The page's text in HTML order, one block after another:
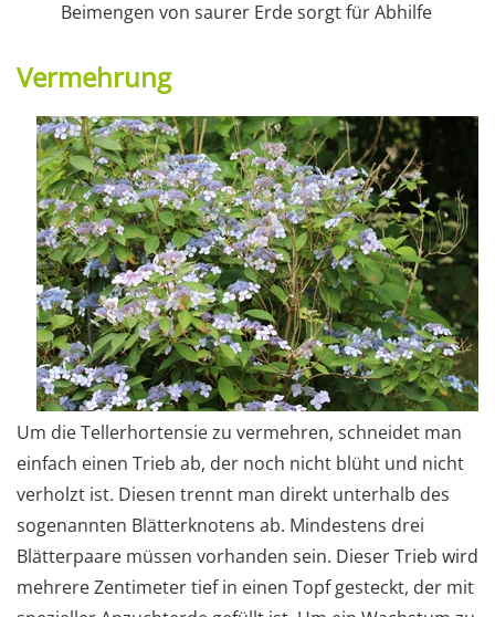
Beimengen von saurer Erde sorgt für Abhilfe
Vermehrung
Um die Tellerhortensie zu vermehren, schneidet man
einfach einen Trieb ab, der noch nicht blüht und nicht
verholzt ist. Diesen trennt man direkt unterhalb des
sogenannten Blätterknotens ab. Mindestens drei
Blätterpaare müssen vorhanden sein. Dieser Trieb wird
mehrere Zentimeter tief in einen Topf gesteckt, der mit